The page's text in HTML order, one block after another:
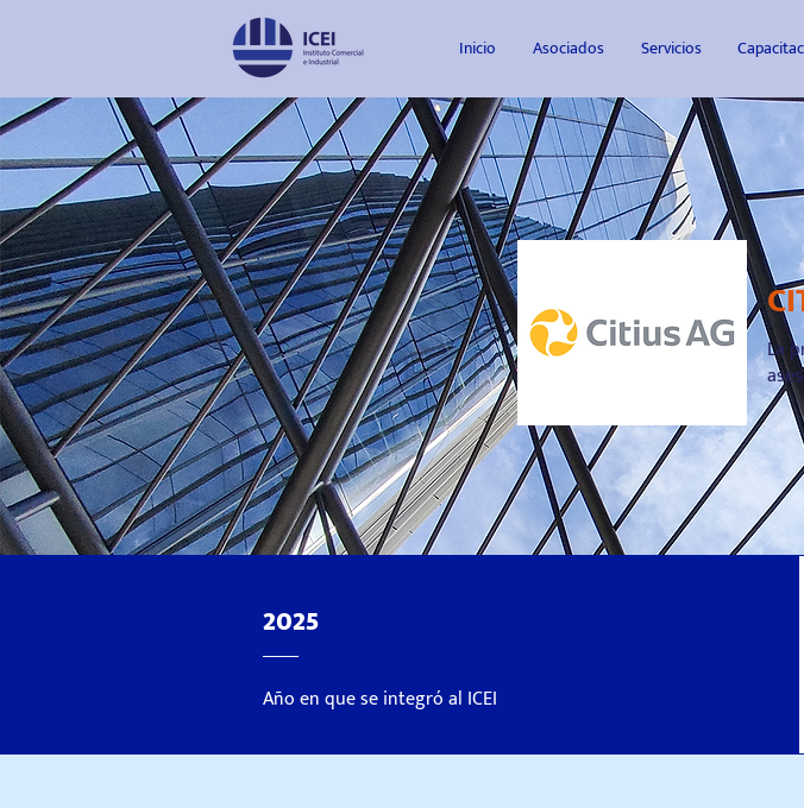
Inicio Asociados Servicios
La
2025
Año en que se integró al ICEI